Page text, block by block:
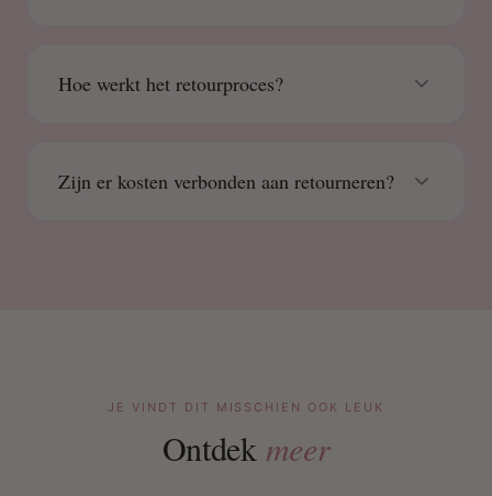
Hoe werkt het retourproces?
Zijn er kosten verbonden aan retourneren?
JE VINDT DIT MISSCHIEN OOK LEUK
Ontdek meer